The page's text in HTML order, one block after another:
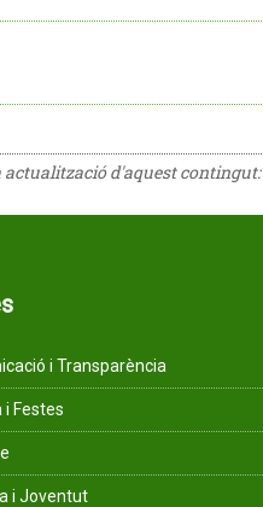
actualització d'aquest contingut:
i Transparència
i Festes
i Joventut